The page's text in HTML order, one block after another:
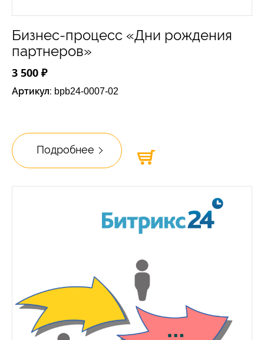
Бизнес-процесс «Дни рождения
партнеров»
3 500 ₽
Артикул: bpb24-0007-02
Подробнее